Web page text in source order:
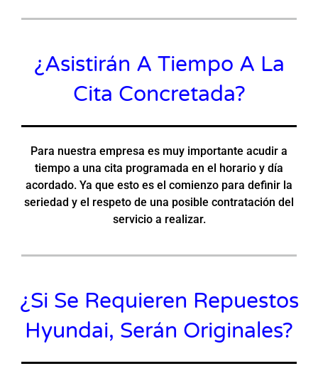
¿Asistirán A Tiempo A La
Cita Concretada?
Para nuestra empresa es muy importante acudir a
tiempo a una cita programada en el horario y día
acordado. Ya que esto es el comienzo para definir la
seriedad y el respeto de una posible contratación del
servicio a realizar.
¿Si Se Requieren Repuestos
Hyundai, Serán Originales?